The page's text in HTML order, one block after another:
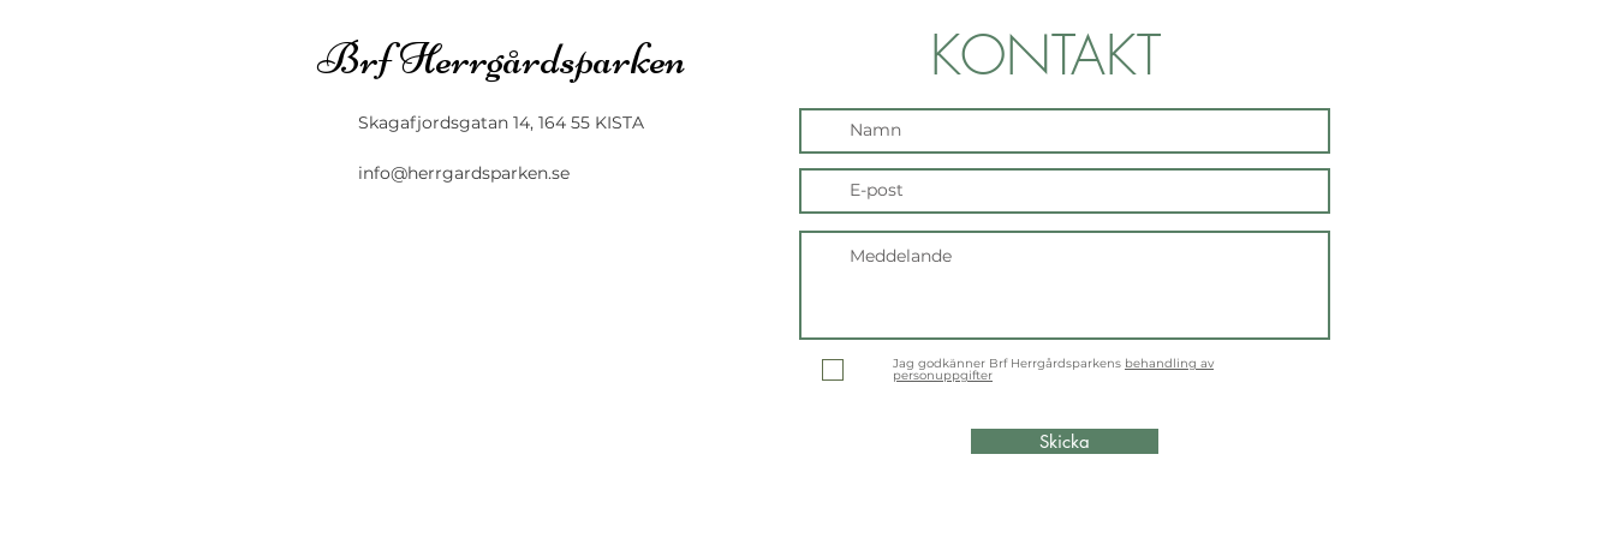
Brf Herrgårdsparken
Skagafjordsgatan 14, 164 55 KISTA
info@herrgardsparken.se
KONTAKT
Jag godkänner Brf Herrgårdsparkens behandling av
personuppgifter
Skicka